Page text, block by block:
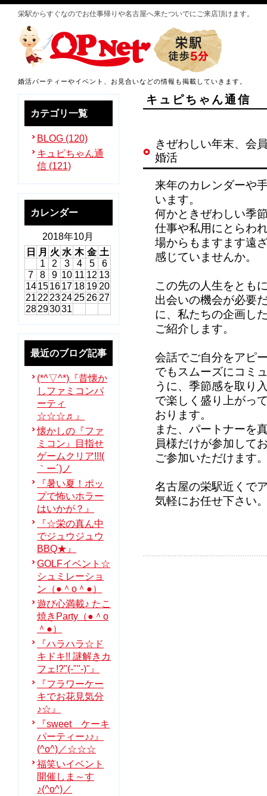
栄駅からすぐなのでお仕事帰りや名古屋へ来たついでにご来店頂けます。
婚活パーティーやイベント、お見合いなどの情報も掲載していきます。
キュピちゃん通信
きぜわしい年末、会
婚活
来年のカレンダーや
います。
何かときぜわしい季
仕事や私用にとらわ
場からもますます遠
感じていませんか。
この先の人生をとも
出会いの機会が必要
に、私たちの企画し
ご紹介します。
会話でご自分をアピ
でもスムーズにコミ
うに、季節感を取り
で楽しく盛り上がっ
おります。
また、パートナーを
員様だけが参加して
ご参加いただけます
名古屋の栄駅近くで
気軽にお任せ下さい
カテゴリ一覧
BLOG (120)
キュピちゃん通
信 (121)
カレンダー
2018年10月
日
月 火 水 木 金 土
1
2 3 4 5
6
7
8 9 10 11 12 13
14 15 16 17 18 19 20
21 22 23 24 25 26 27
28 293031
最近のブログ記事
(*^▽^*)『昔懐か
しファミコンパ
ーティ
☆☆☆♬』
懐かしの『ファ
ミコン』目指せ
ゲームクリア!!!(
｀ー´)ノ
『暑い夏！ポッ
プで怖いホラー
はいかが？』
『☆栄の真ん中
でジュウジュウ
BBQ★』
GOLFイベント☆
シュミレーショ
ン（●＾o＾●）
遊び心満載♪ たこ
焼きParty（●＾o
＾●）
『ハラハラ☆ド
キドキ!! 謎解きカ
フェ!?"(-""-)"』
『フラワーケー
キでお花見気分
♪☆』
『sweet ケーキ
パーティー♪♪』
(^o^)／☆☆☆
福笑いイベント
開催しま～す
♪(^o^)／